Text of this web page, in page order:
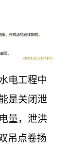
电工程中
是关闭泄
量，泄洪
吊点卷扬